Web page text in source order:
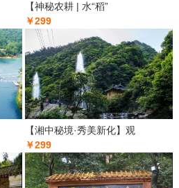
【神秘农耕 | 水“稻”
￥299
【湘中秘境·秀美新化】观
￥299